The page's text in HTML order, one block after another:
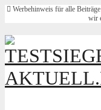
Werbehinweis für alle
wir